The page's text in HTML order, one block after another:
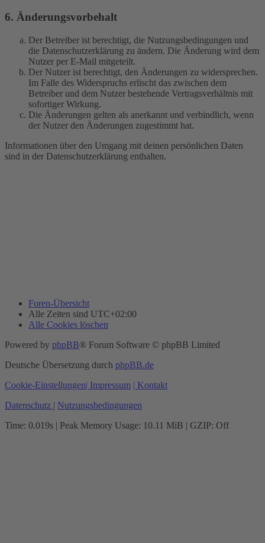
6. Änderungsvorbehalt
Der Betreiber ist berechtigt, die Nutzungsbedingungen und
die Datenschutzerklärung zu ändern. Die Änderung wird dem
Nutzer per E-Mail mitgeteilt.
Der Nutzer ist berechtigt, den Änderungen zu widersprechen.
Im Falle des Widerspruchs erlischt das zwischen dem
Betreiber und dem Nutzer bestehende Vertragsverhältnis mit
sofortiger Wirkung.
Die Änderungen gelten als anerkannt und verbindlich, wenn
der Nutzer den Änderungen zugestimmt hat.
Informationen über den Umgang mit deinen persönlichen Daten
sind in der Datenschutzerklärung enthalten.
Foren-Übersicht
Alle Zeiten sind UTC+02:00
Alle Cookies löschen
Powered by phpBB® Forum Software © phpBB Limited
Deutsche Übersetzung durch phpBB.de
Cookie-Einstellungen| Impressum | Kontakt
Datenschutz | Nutzungsbedingungen
Time: 0.019s | Peak Memory Usage: 10.11 MiB | GZIP: Off